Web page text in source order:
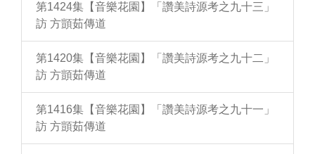
第1424集【音樂花園】「讚美詩源考之九十三」
訪 方顗茹傳道
第1420集【音樂花園】「讚美詩源考之九十二」
訪 方顗茹傳道
第1416集【音樂花園】「讚美詩源考之九十一」
訪 方顗茹傳道